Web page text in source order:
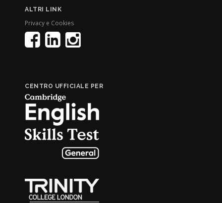
ALTRI LINK
Privacy e Cookies
CENTRO UFFICIALE PER